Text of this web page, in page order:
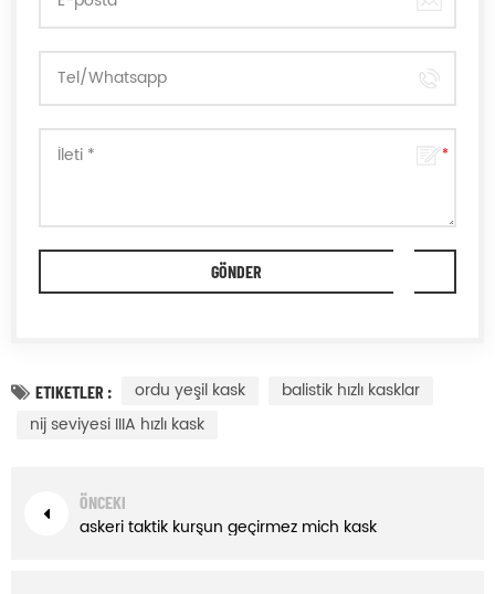
ETIKETLER : ordu yeşil kask
balistik hızlı kasklar
nij seviyesi IIIA hızlı kask
ÖNCEKI
askeri taktik kurşun geçirmez mich kask